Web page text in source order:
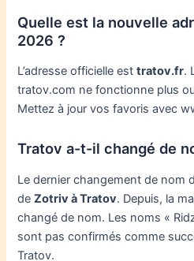
Quelle est la nouvelle
2026 ?
L’adresse officielle esttratov.fr.
tratov.com ne fonctionne plus
Mettez à jour vos favoris avec
Tratov a-t-il changé de
Le dernier changement de nom
deZotriv à Tratov. Depuis, la
changé de nom. Les noms «
sont pas confirmés comme
Tratov.